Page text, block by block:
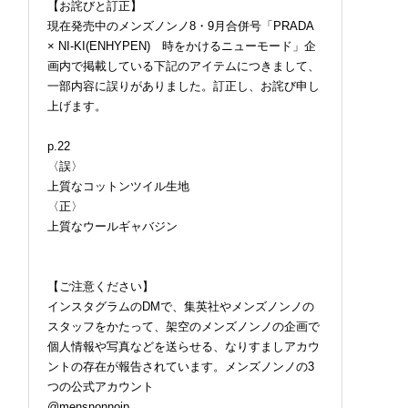
【お詫びと訂正】
現在発売中のメンズノンノ8・9月合併号「PRADA
× NI-KI(ENHYPEN) 時をかけるニューモード」企
画内で掲載している下記のアイテムにつきまして、
一部内容に誤りがありました。訂正し、お詫び申し
上げます。
p.22
〈誤〉
上質なコットンツイル生地
〈正〉
上質なウールギャバジン
【ご注意ください】
インスタグラムのDMで、集英社やメンズノンノの
スタッフをかたって、架空のメンズノンノの企画で
個人情報や写真などを送らせる、なりすましアカウ
ントの存在が報告されています。メンズノンノの3
つの公式アカウント